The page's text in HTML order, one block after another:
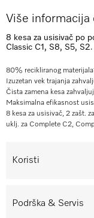
Više informacija
8 kesa za usisivač po
Classic C1, S8, S5, S2.
80% recikliranog materijala
Izuzetan vek trajanja
Čista zamena kesa
Maksimalna efikasnost
8 kesa za usisivač, 2 zašt.
uklj. za Complete C2,
Koristi
Podrška & Servis